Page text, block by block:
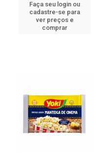
Faça seu login ou
cadastre-se para
ver preços e
comprar